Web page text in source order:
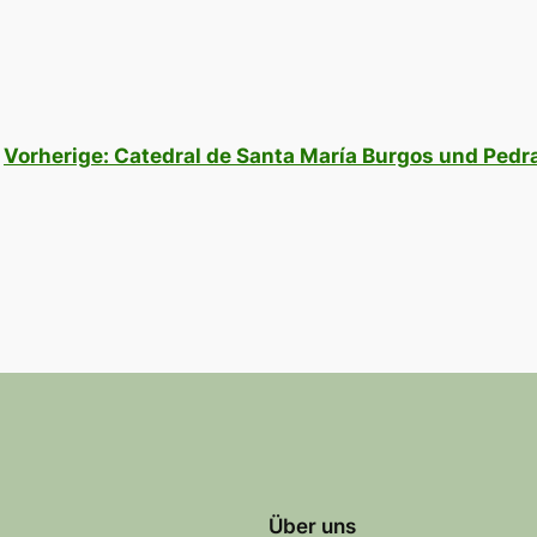
Vorherige: Catedral de Santa María Burgos und
Über uns